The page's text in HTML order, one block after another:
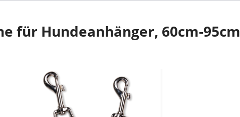
für Hundeanhänger, 60cm-95cm